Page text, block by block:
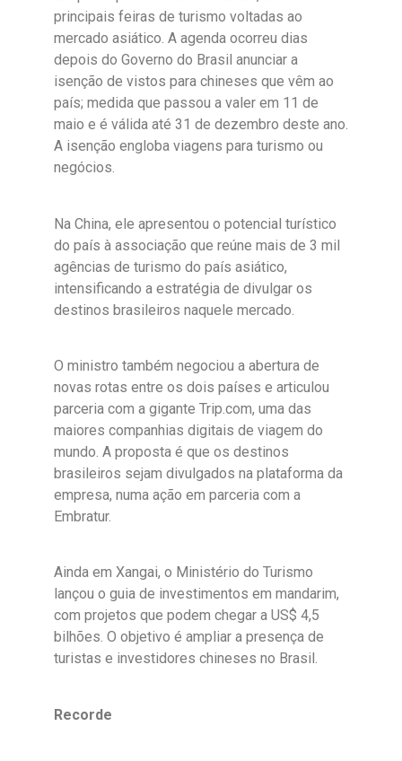
principais feiras de turismo voltadas ao
mercado asiático. A agenda ocorreu dias
depois do Governo do Brasil anunciar a
isenção de vistos para chineses que vêm ao
país; medida que passou a valer em 11 de
maio e é válida até 31 de dezembro deste ano.
A isenção engloba viagens para turismo ou
negócios.
Na China, ele apresentou o potencial turístico
do país à associação que reúne mais de 3 mil
agências de turismo do país asiático,
intensificando a estratégia de divulgar os
destinos brasileiros naquele mercado.
O ministro também negociou a abertura de
novas rotas entre os dois países e articulou
parceria com a gigante Trip.com, uma das
maiores companhias digitais de viagem do
mundo. A proposta é que os destinos
brasileiros sejam divulgados na plataforma da
empresa, numa ação em parceria com a
Embratur.
Ainda em Xangai, o Ministério do Turismo
lançou o guia de investimentos em mandarim,
com projetos que podem chegar a US$ 4,5
bilhões. O objetivo é ampliar a presença de
turistas e investidores chineses no Brasil.
Recorde